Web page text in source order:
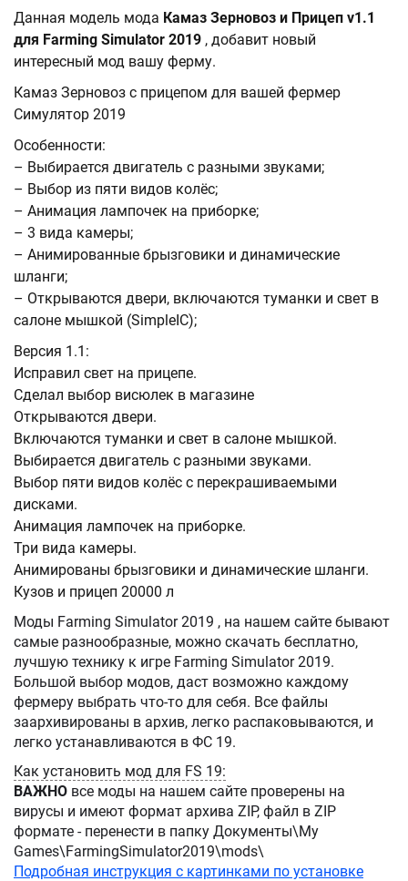
Данная модель мода Камаз Зерновоз и Прицеп v1.1
для Farming Simulator 2019 , добавит новый
интересный мод вашу ферму.
Камаз Зерновоз с прицепом для вашей фермер
Симулятор 2019
Особенности:
– Выбирается двигатель с разными звуками;
– Выбор из пяти видов колёс;
– Анимация лампочек на приборке;
– 3 вида камеры;
– Анимированные брызговики и динамические
шланги;
– Открываются двери, включаются туманки и свет в
салоне мышкой (SimpleIC);
Версия 1.1:
Исправил свет на прицепе.
Сделал выбор висюлек в магазине
Открываются двери.
Включаются туманки и свет в салоне мышкой.
Выбирается двигатель с разными звуками.
Выбор пяти видов колёс с перекрашиваемыми
дисками.
Анимация лампочек на приборке.
Три вида камеры.
Анимированы брызговики и динамические шланги.
Кузов и прицеп 20000 л
Моды Farming Simulator 2019 , на нашем сайте бывают
самые разнообразные, можно скачать бесплатно,
лучшую технику к игре Farming Simulator 2019.
Большой выбор модов, даст возможно каждому
фермеру выбрать что-то для себя. Все файлы
заархивированы в архив, легко распаковываются, и
легко устанавливаются в ФС 19.
Как установить мод для FS 19:
ВАЖНО все моды на нашем сайте проверены на
вирусы и имеют формат архива ZIP, файл в ZIP
формате - перенести в папку Документы\My
Games\FarmingSimulator2019\mods\
Подробная инструкция с картинками по установке